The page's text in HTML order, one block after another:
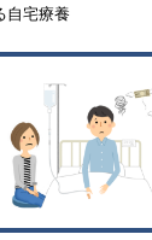
自宅療養